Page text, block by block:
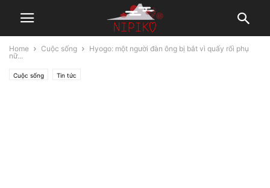
Home Cuộc sống
Hyogo: một người đàn ông bị bắt vì quấy rối phụ
nữ...
Cuộc sống Tin tức